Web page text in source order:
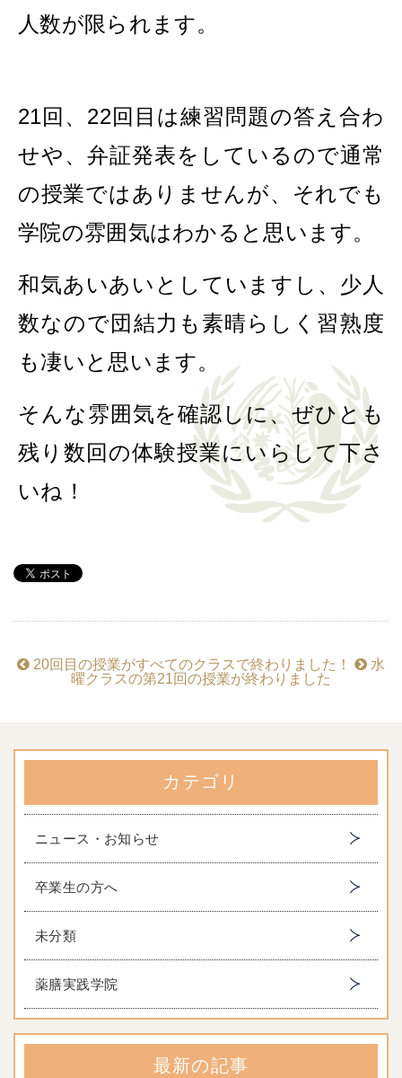
人数が限られます。
21回、22回目は練習問題の答え合わ
せや、弁証発表をしているので通常
の授業ではありませんが、それでも
学院の雰囲気はわかると思います。
和気あいあいとしていますし、少人
数なので団結力も素晴らしく習熟度
も凄いと思います。
そんな雰囲気を確認しに、ぜひとも
残り数回の体験授業にいらして下さ
いね！
20回目の授業がすべてのクラスで終わりました！
水
曜クラスの第21回の授業が終わりました
カテゴリ
ニュース・お知らせ
卒業生の方へ
未分類
薬膳実践学院
最新の記事